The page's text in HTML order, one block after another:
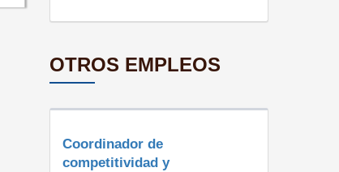
OTROS EMPLEOS
Coordinador de
competitividad y